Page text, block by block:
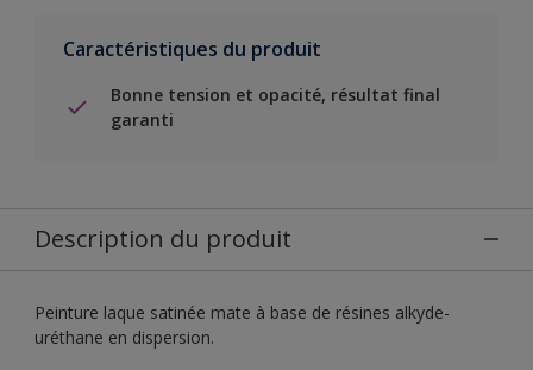
Caractéristiques du produit
Bonne tension et opacité, résultat final
garanti
Description du produit
Peinture laque satinée mate à base de résines alkyde-
uréthane en dispersion.